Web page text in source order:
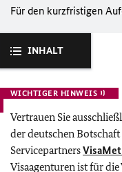
Für den kurzfristigen
INHALT
WICHTIGER HINWEIS
Vertrauen Sie
der deutschen
Servicepartners
Visaagenturen ist für